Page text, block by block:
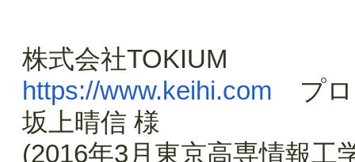
株式会社TOKIUM
https://www.keihi.com プロ
坂上晴信 様
(2016年3月東京高専情報工